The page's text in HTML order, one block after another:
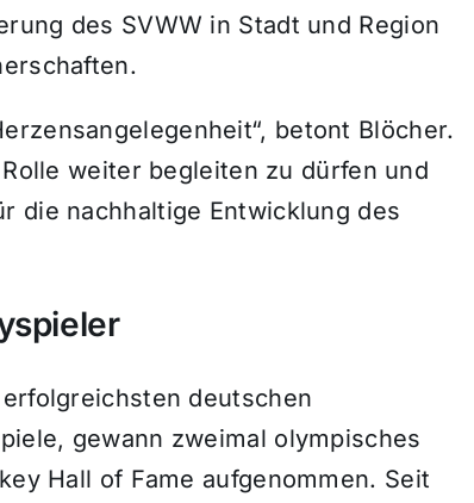
des SVWW in Stadt und Region
betont Blöcher.
weiter begleiten zu dürfen und
die nachhaltige Entwicklung des
deutschen
gewann zweimal olympisches
Hall of Fame aufgenommen. Seit